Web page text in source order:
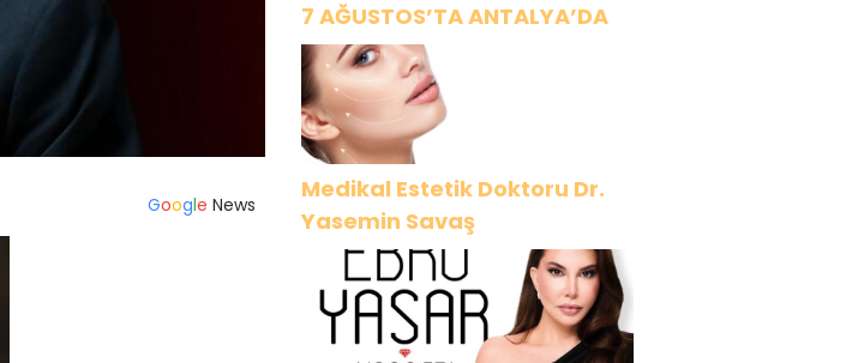
Google News
7 AĞUSTOS’TA ANTALYA’DA
Medikal Estetik Doktoru Dr.
Yasemin Savaş